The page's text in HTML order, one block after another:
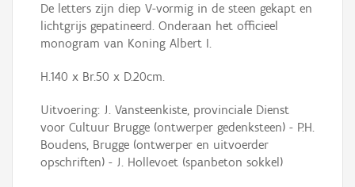
De letters zijn diep V-vormig in de steen gekapt en
lichtgrijs gepatineerd. Onderaan het officieel
monogram van Koning Albert I.
H.140 x Br.50 x D.20cm.
Uitvoering: J. Vansteenkiste, provinciale Dienst
voor Cultuur Brugge (ontwerper gedenksteen) - P.H.
Boudens, Brugge (ontwerper en uitvoerder
opschriften) - J. Hollevoet (spanbeton sokkel)